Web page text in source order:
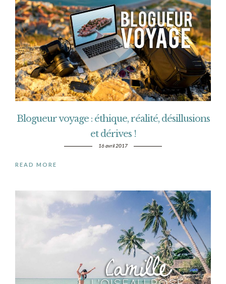
Blogueur voyage : éthique, réalité, désillusions
et dérives !
16 avril 2017
READ MORE